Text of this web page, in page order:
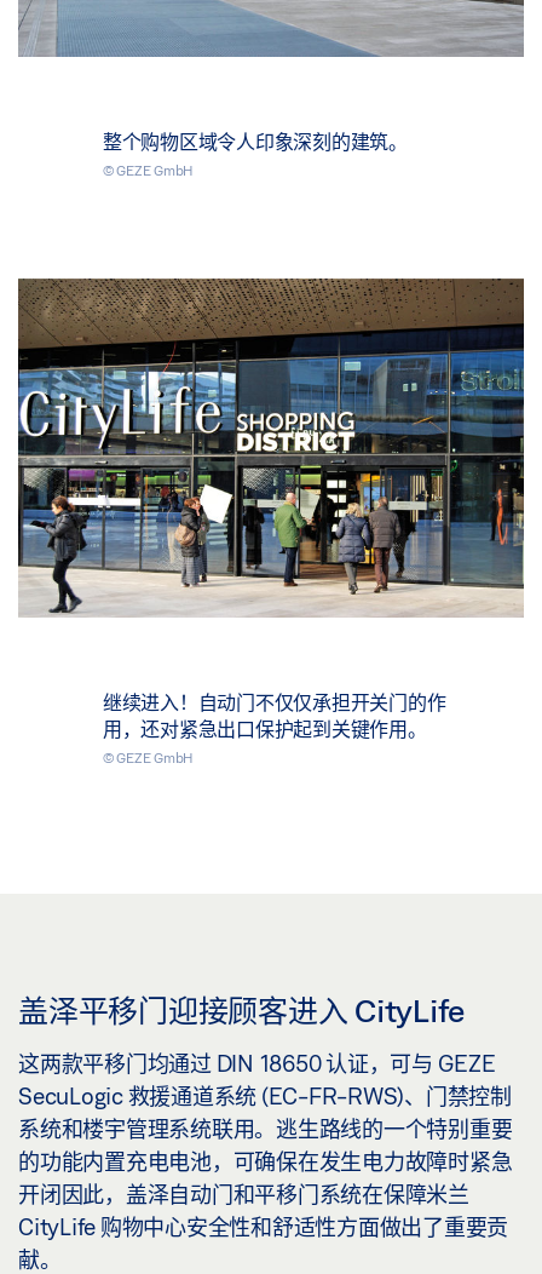
整个购物区域令人印象深刻的建筑。
© GEZE GmbH
继续进入！自动门不仅仅承担开关门的作
用，还对紧急出口保护起到关键作用。
© GEZE GmbH
盖泽平移门迎接顾客进入 CityLife
这两款平移门均通过 DIN 18650 认证，可与 GEZE
SecuLogic 救援通道系统 (EC-FR-RWS)、门禁控制
系统和楼宇管理系统联用。逃生路线的一个特别重要
的功能内置充电电池，可确保在发生电力故障时紧急
开闭因此，盖泽自动门和平移门系统在保障米兰
CityLife 购物中心安全性和舒适性方面做出了重要贡
献。